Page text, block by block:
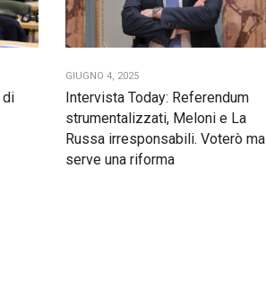
di
GIUGNO 4, 2025
Intervista Today: Referendum
strumentalizzati, Meloni e La
Russa irresponsabili. Voterò ma
serve una riforma